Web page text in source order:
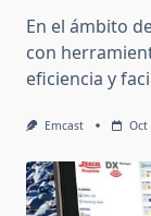
En el ámbito
con
eficiencia y
Emcast Oct